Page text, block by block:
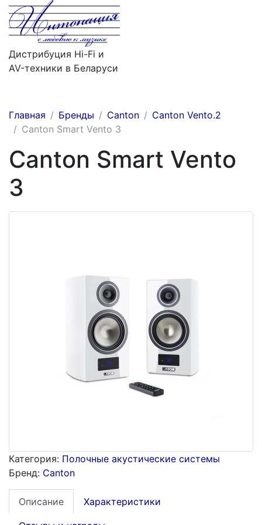
Дистрибуция Hi-Fi и
AV-техники в Беларуси
Главная Бренды Canton
Сanton Vento.2
Canton Smart Vento 3
Canton Smart Vento
3
Категория: Полочные акустические системы
Бренд: Canton
Описание Характеристики